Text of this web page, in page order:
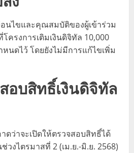
นไขและคุณสมบัติของผู้เข้าร่วม
ครงการเติมเงินดิจิทัล 10,000
นดไว้ โดยยังไม่มีการแก้ไขเพิ่ม
อบสิทธิ์เงินดิจิทัล
ดว่าจะเปิดให้ตรวจสอบสิทธิ์ได้
วงไตรมาสที่ 2 (เม.ย.-มิ.ย. 2568)